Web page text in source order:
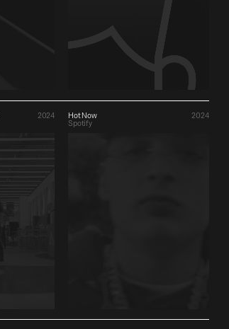
2024
Hot Now
2024
Spotify